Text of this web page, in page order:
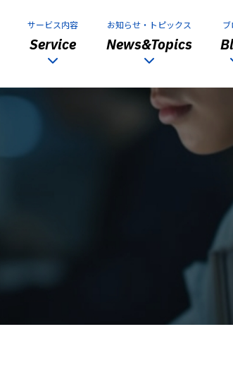
サービス内容
Service
お知らせ・トピックス
News&Topics